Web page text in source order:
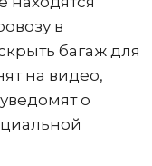
в
багаж для
на видео,
о